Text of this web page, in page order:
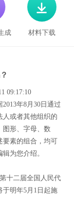
成

材料下载
09:17:10
年8月30日通过
人或者其他组织的
图形、字母、数
要素的组合，均可
为您介绍。
十二届全国人民代
于明年5月1日起施